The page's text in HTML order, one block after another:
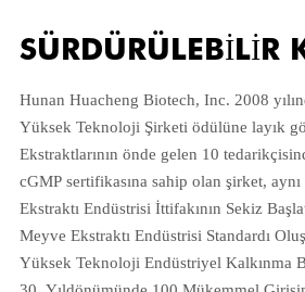
01
Besin
Doğal, sıfır kalorili. Keşiş
SÜRDÜRÜLEBİLİR
Hunan Huacheng Biotech, Inc. 2008
Yüksek Teknoloji Şirketi ödülüne layık
Ekstraktlarının önde gelen 10
cGMP sertifikasına sahip olan şirket,
Ekstraktı Endüstrisi İttifakının Sekiz
Meyve Ekstraktı Endüstrisi Standardı
Yüksek Teknoloji Endüstriyel Kalkınma